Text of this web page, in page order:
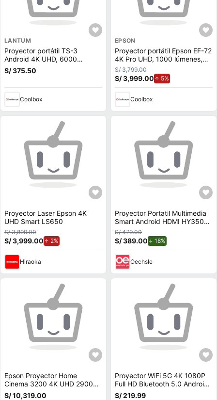
LANTUM
Proyector portátil TS-3
Android 4K UHD, 6000
lúmenes, 280 ANSI, Wi-Fi,
bluetooth, proyección hasta
S/ 375.50
Coolbox
EPSON
Proyector portátil Epson EF-72
4K Pro UHD, 1000 lúmenes,
proyección hasta 150"",
conectividad HDMI y USB,
Google TV, blanco
S/ 3,799.00
S/ 3,999.00 5%
Coolbox
Proyector Laser Epson 4K
UHD Smart LS650
S/ 3,899.00
S/ 3,999.00 2%
Hiraoka
Proyector Portatil Multimedia
Smart Android HDMI HY350
4K
S/ 479.00
S/ 389.00 18%
Oechsle
Epson Proyector Home
Cinema 3200 4K UHD 2900
Lumens HDR10 y HLG, 3LCD
S/ 10,319.00
Proyector WiFi 5G 4K 1080P
Full HD Bluetooth 5.0 Android
11 BOSSNEY BS-H9748
S/ 219.99